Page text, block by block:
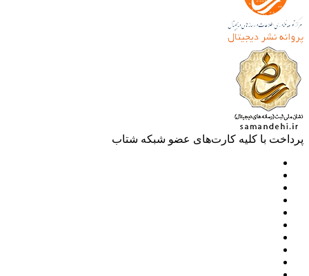
با کلیه کارت‌های عضو شبکه شتاب